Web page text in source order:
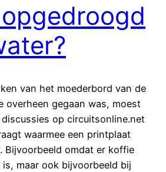
van het moederbord van de
overheen gegaan was, moest
op circuitsonline.net
waarmee een printplaat
Bijvoorbeeld omdat er koffie
maar ook bijvoorbeeld bij